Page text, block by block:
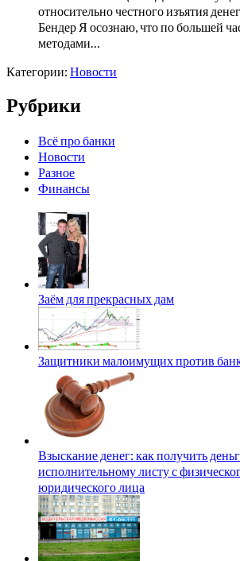
относительно честного изъятия
Бендер Я осознаю, что по большей
методами…
Категории: Новости
Рубрики
Всё про банки
Новости
Разное
Финансы
Заём для прекрасных дам
Защитники малоимущих против
Взыскание денег: как получить
исполнительному листу с
юридического лица